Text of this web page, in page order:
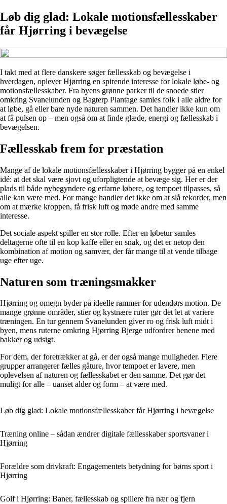
Løb dig glad: Lokale motionsfællesskaber
får Hjørring i bevægelse
I takt med at flere danskere søger fællesskab og bevægelse i
hverdagen, oplever Hjørring en spirende interesse for lokale løbe- og
motionsfællesskaber. Fra byens grønne parker til de snoede stier
omkring Svanelunden og Bagterp Plantage samles folk i alle aldre for
at løbe, gå eller bare nyde naturen sammen. Det handler ikke kun om
at få pulsen op – men også om at finde glæde, energi og fællesskab i
bevægelsen.
Fællesskab frem for præstation
Mange af de lokale motionsfællesskaber i Hjørring bygger på en enkel
idé: at det skal være sjovt og uforpligtende at bevæge sig. Her er der
plads til både nybegyndere og erfarne løbere, og tempoet tilpasses, så
alle kan være med. For mange handler det ikke om at slå rekorder, men
om at mærke kroppen, få frisk luft og møde andre med samme
interesse.
Det sociale aspekt spiller en stor rolle. Efter en løbetur samles
deltagerne ofte til en kop kaffe eller en snak, og det er netop den
kombination af motion og samvær, der får mange til at vende tilbage
uge efter uge.
Naturen som træningsmakker
Hjørring og omegn byder på ideelle rammer for udendørs motion. De
mange grønne områder, stier og kystnære ruter gør det let at variere
træningen. En tur gennem Svanelunden giver ro og frisk luft midt i
byen, mens ruterne omkring Hjørring Bjerge udfordrer benene med
bakker og udsigt.
For dem, der foretrækker at gå, er der også mange muligheder. Flere
grupper arrangerer fælles gåture, hvor tempoet er lavere, men
oplevelsen af naturen og fællesskabet er den samme. Det gør det
muligt for alle – uanset alder og form – at være med.
Løb dig glad: Lokale motionsfællesskaber får Hjørring i bevægelse
Træning online – sådan ændrer digitale fællesskaber sportsvaner i
Hjørring
Forældre som drivkraft: Engagementets betydning for børns sport i
Hjørring
Golf i Hjørring: Baner, fællesskab og spillere fra nær og fjern